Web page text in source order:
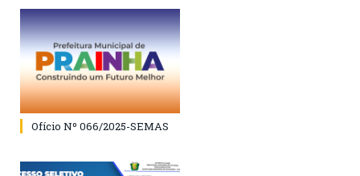
Ofício Nº 066/2025-SEMAS